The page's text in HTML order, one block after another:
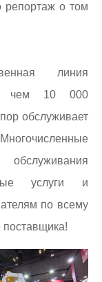
репортаж о том
линия
чем 10 000
обслуживает
услуги и
по всему